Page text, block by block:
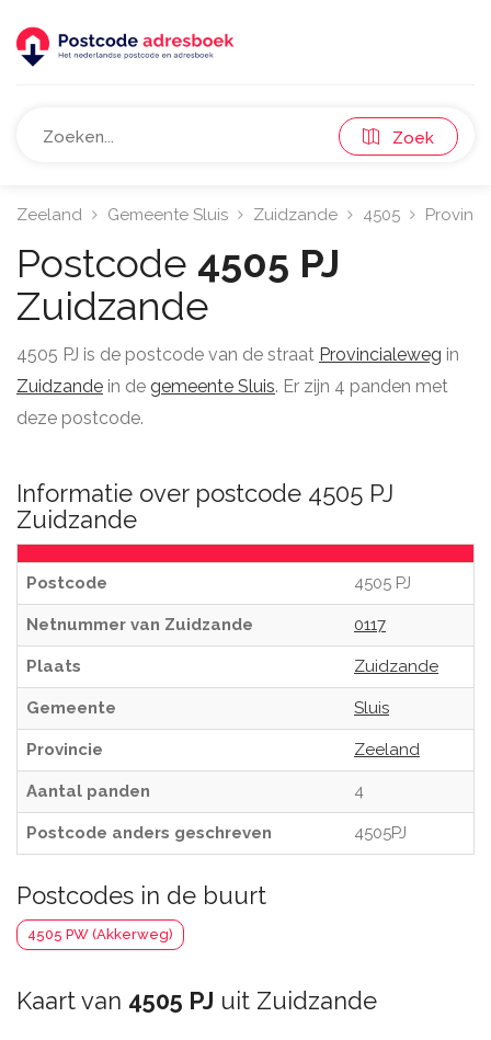
Zoek
Zeeland Gemeente Sluis Zuidzande 4505
Postcode 4505 PJ
Zuidzande
4505 PJ is de postcode van de straat Provincialeweg in
Zuidzande in de gemeente Sluis. Er zijn 4 panden met
deze postcode.
Informatie over postcode 4505 PJ
Zuidzande
Postcode 4505 PJ
Netnummer van Zuidzande 0117
Plaats Zuidzande
Gemeente Sluis
Provincie Zeeland
Aantal panden 4
Postcode anders geschreven 4505PJ
Postcodes in de buurt
4505 PW (Akkerweg)
Kaart van 4505 PJ uit Zuidzande